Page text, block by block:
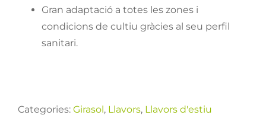
Gran adaptació a totes les zones i
condicions de cultiu gràcies al seu perfil
sanitari.
Categories: Girasol , Llavors, Llavors d'estiu